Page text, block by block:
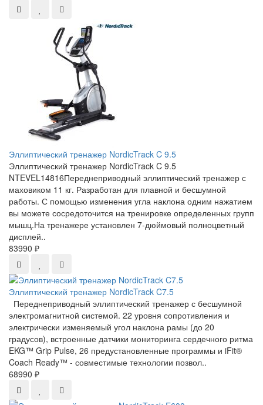
Эллиптический тренажер NordicTrack C 9.5
Эллиптический тренажер NordicTrack C 9.5
NTEVEL14816Переднеприводный эллиптический тренажер с
маховиком 11 кг. Разработан для плавной и бесшумной
работы. С помощью изменения угла наклона одним нажатием
вы можете сосредоточится на тренировке определенных групп
мышц.На тренажере установлен 7-дюймовый полноцветный
дисплей..
83990 ₽
Эллиптический тренажер NordicTrack C7.5
Переднеприводный эллиптический тренажер с бесшумной
электромагнитной системой. 22 уровня сопротивления и
электрически изменяемый угол наклона рамы (до 20
градусов), встроенные датчики мониторинга сердечного ритма
EKG™ Grip Pulse, 26 предустановленные программы и iFit®
Coach Ready™ - совместимые технологии позвол..
68990 ₽